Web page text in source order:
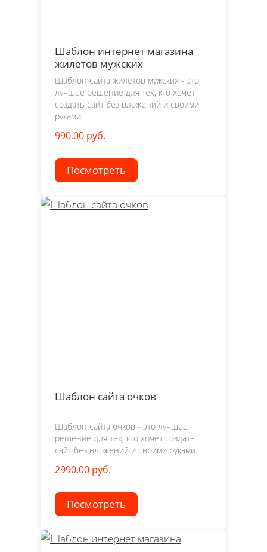
Шаблон интернет магазина
жилетов мужских
Шаблон сайта жилетов мужских - это
лучшее решение для тех, кто хочет
создать сайт без вложений и своими
руками.
990.00 руб.
Посмотреть
Шаблон сайта очков
Шаблон сайта очков - это лучшее
решение для тех, кто хочет создать
сайт без вложений и своими руками.
2990.00 руб.
Посмотреть